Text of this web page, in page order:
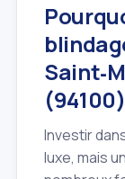
Investir
luxe, mais